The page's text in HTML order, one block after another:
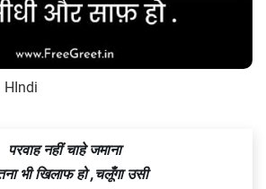
HIndi
परवाह नहीं चाहे जमाना
भी खिलाफ हो ,चलूँगा उसी